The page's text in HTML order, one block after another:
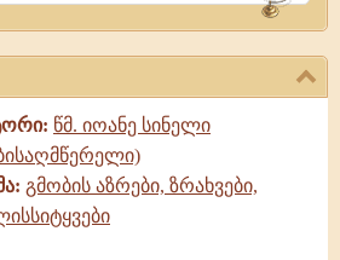
წმ. იოანე სინელი
გმობის აზრები, ზრახვები,